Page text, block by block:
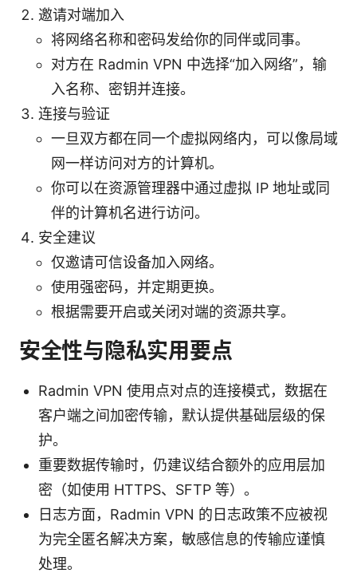
邀请对端加入
将网络名称和密码发给你的同伴或同事。
对方在 Radmin VPN 中选择“加入网络”，输
入名称、密钥并连接。
连接与验证
一旦双方都在同一个虚拟网络内，可以像局域
网一样访问对方的计算机。
你可以在资源管理器中通过虚拟 IP 地址或同
伴的计算机名进行访问。
安全建议
仅邀请可信设备加入网络。
使用强密码，并定期更换。
根据需要开启或关闭对端的资源共享。
安全性与隐私实用要点
Radmin VPN 使用点对点的连接模式，数据在
客户端之间加密传输，默认提供基础层级的保
护。
重要数据传输时，仍建议结合额外的应用层加
密（如使用 HTTPS、SFTP 等）。
日志方面，Radmin VPN 的日志政策不应被视
为完全匿名解决方案，敏感信息的传输应谨慎
处理。